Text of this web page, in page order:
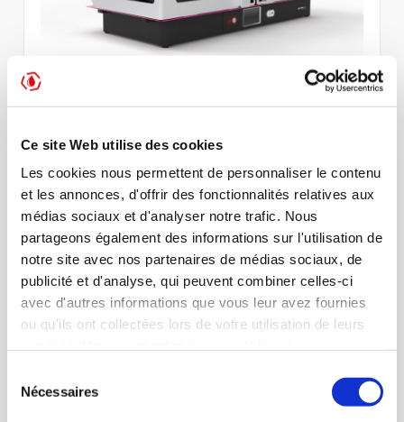
Ce site Web utilise des cookies
Les cookies nous permettent de personnaliser le contenu
et les annonces, d'offrir des fonctionnalités relatives aux
médias sociaux et d'analyser notre trafic. Nous
partageons également des informations sur l'utilisation de
notre site avec nos partenaires de médias sociaux, de
publicité et d'analyse, qui peuvent combiner celles-ci
avec d'autres informations que vous leur avez fournies
ou qu'ils ont collectées lors de votre utilisation de leurs
à tout moment votre consentement sur notre site internet
Nécessaires
NATIONAL DE FOURNITURE D’UN AUTOMATE
DE DÉCADAGE
Par Patrick Marre Automates médicaux
Peu après l’obtention de notre certification ISO 13485, nous nous
voyons attribuer le marché national de fourniture d’un automate de
décadage automatique par les Établissements français du sang.
L’automate de décadage est un système automatique (le C-CAD)
qui permet de